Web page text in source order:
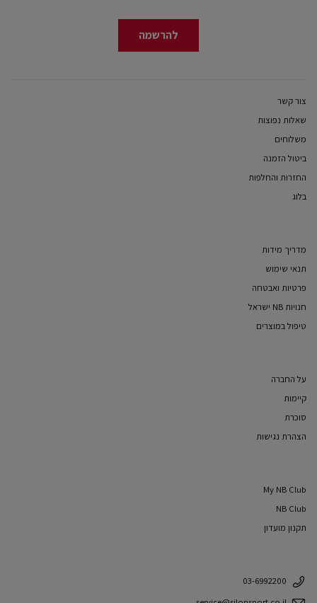
להרשמה
צור קשר
שאלות נפוצות
משלוחים
ביטול הזמנה
החזרות והחלפות
בלוג
מדריך מידות
תנאי שימוש
פרטיות ואבטחה
חנויות NB ישראל
טיפול במוצרים
על החברה
קיימות
סוכרת
הצהרת נגישות
My NB Club
NB Club
תקנון מועדון
03-6992200